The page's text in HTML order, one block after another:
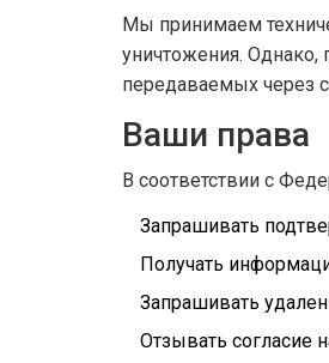
Мы принимаем
уничтожения. Однако,
передаваемых через
Ваши права
В соответствии с
Запрашивать
Получать
Запрашивать
Отзывать согласие